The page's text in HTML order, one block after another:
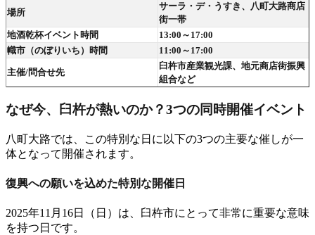
場所
サーラ・デ・うすき、八町大路商店
街一帯
地酒乾杯イベント時間
13:00～17:00
幟市（のぼりいち）時間
11:00～17:00
主催/問合せ先
臼杵市産業観光課、地元商店街振興
組合など
なぜ今、臼杵が熱いのか？3つの同時開催イベント
八町大路では、この特別な日に以下の3つの主要な催しが一
体となって開催されます。
復興への願いを込めた特別な開催日
2025年11月16日（日）は、臼杵市にとって非常に重要な意味
を持つ日です。